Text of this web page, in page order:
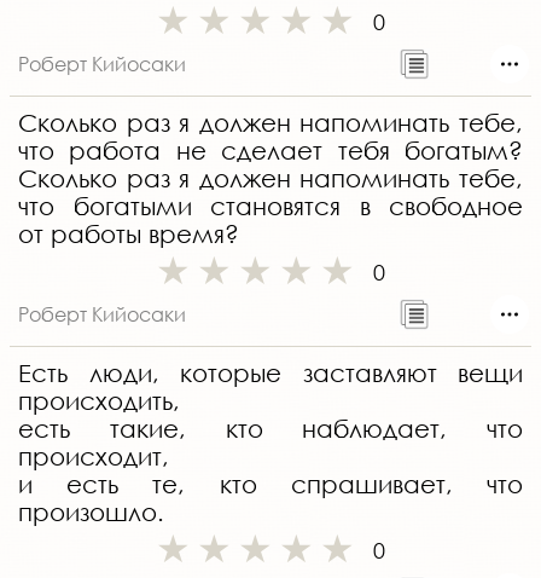
0
Роберт Кийосаки
Сколько раз я должен напоминать тебе,
что работа не сделает тебя богатым?
Сколько раз я должен напоминать тебе,
что богатыми становятся в свободное
от работы время?
0
Роберт Кийосаки
Есть люди, которые заставляют вещи
происходить,
есть такие, кто наблюдает, что
происходит,
и есть те, кто спрашивает, что
произошло.
0